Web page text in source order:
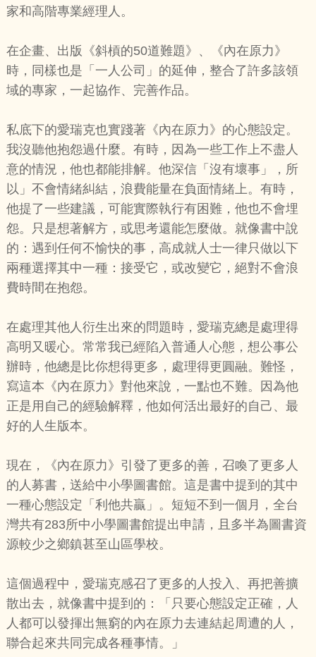
家和高階專業經理人。
在企畫、出版《斜槓的50道難題》、《內在原力》
時，同樣也是「一人公司」的延伸，整合了許多該領
域的專家，一起協作、完善作品。
私底下的愛瑞克也實踐著《內在原力》的心態設定。
我沒聽他抱怨過什麼。有時，因為一些工作上不盡人
意的情況，他也都能排解。他深信「沒有壞事」，所
以」不會情緒糾結，浪費能量在負面情緒上。有時，
他提了一些建議，可能實際執行有困難，他也不會埋
怨。只是想著解方，或思考還能怎麼做。就像書中說
的：遇到任何不愉快的事，高成就人士一律只做以下
兩種選擇其中一種：接受它，或改變它，絕對不會浪
費時間在抱怨。
在處理其他人衍生出來的問題時，愛瑞克總是處理得
高明又暖心。常常我已經陷入普通人心態，想公事公
辦時，他總是比你想得更多，處理得更圓融。難怪，
寫這本《內在原力》對他來說，一點也不難。因為他
正是用自己的經驗解釋，他如何活出最好的自己、最
好的人生版本。
現在，《內在原力》引發了更多的善，召喚了更多人
的人募書，送給中小學圖書館。這是書中提到的其中
一種心態設定「利他共贏」。短短不到一個月，全台
灣共有283所中小學圖書館提出申請，且多半為圖書資
源較少之鄉鎮甚至山區學校。
這個過程中，愛瑞克感召了更多的人投入、再把善擴
散出去，就像書中提到的：「只要心態設定正確，人
人都可以發揮出無窮的內在原力去連結起周遭的人，
聯合起來共同完成各種事情。」